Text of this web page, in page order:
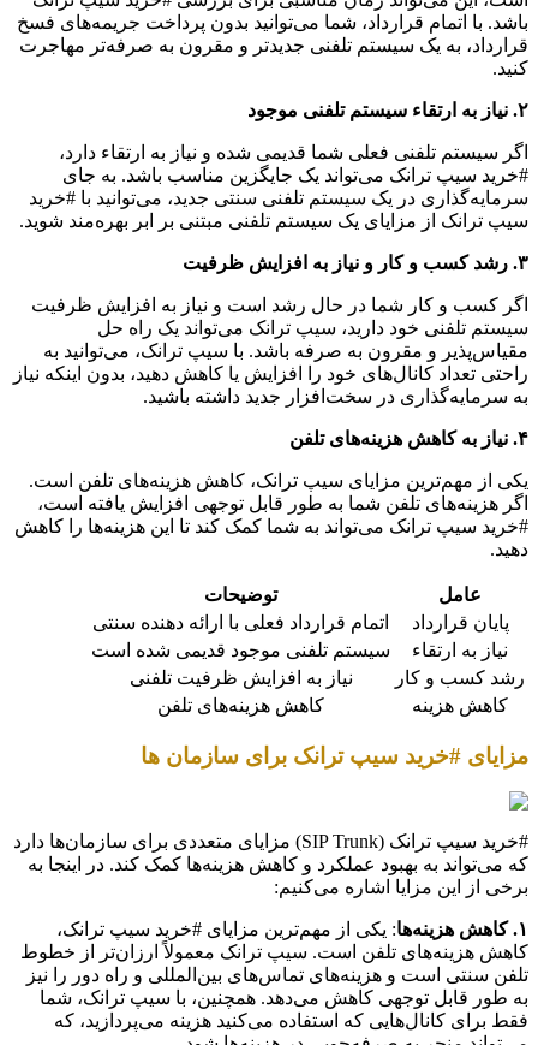
باشد. با اتمام قرارداد، شما می‌توانید بدون پرداخت جریمه‌های فسخ
قرارداد، به یک سیستم تلفنی جدیدتر و مقرون به صرفه‌تر مهاجرت
کنید.
۲. نیاز به ارتقاء سیستم تلفنی موجود
اگر سیستم تلفنی فعلی شما قدیمی شده و نیاز به ارتقاء دارد،
#خرید سیپ ترانک می‌تواند یک جایگزین مناسب باشد. به جای
سرمایه‌گذاری در یک سیستم تلفنی سنتی جدید، می‌توانید با #خرید
سیپ ترانک از مزایای یک سیستم تلفنی مبتنی بر ابر بهره‌مند شوید.
۳. رشد کسب و کار و نیاز به افزایش ظرفیت
اگر کسب و کار شما در حال رشد است و نیاز به افزایش ظرفیت
سیستم تلفنی خود دارید، سیپ ترانک می‌تواند یک راه حل
مقیاس‌پذیر و مقرون به صرفه باشد. با سیپ ترانک، می‌توانید به
راحتی تعداد کانال‌های خود را افزایش یا کاهش دهید، بدون اینکه نیاز
به سرمایه‌گذاری در سخت‌افزار جدید داشته باشید.
۴. نیاز به کاهش هزینه‌های تلفن
یکی از مهم‌ترین مزایای سیپ ترانک، کاهش هزینه‌های تلفن است.
اگر هزینه‌های تلفن شما به طور قابل توجهی افزایش یافته است،
#خرید سیپ ترانک می‌تواند به شما کمک کند تا این هزینه‌ها را کاهش
دهید.
عامل
توضیحات
پایان قرارداد
اتمام قرارداد فعلی با ارائه دهنده سنتی
نیاز به ارتقاء
سیستم تلفنی موجود قدیمی شده است
رشد کسب و کار
نیاز به افزایش ظرفیت تلفنی
کاهش هزینه
کاهش هزینه‌های تلفن
مزایای #خرید سیپ ترانک برای سازمان ها
#خرید سیپ ترانک (SIP Trunk) مزایای متعددی برای سازمان‌ها دارد
که می‌تواند به بهبود عملکرد و کاهش هزینه‌ها کمک کند. در اینجا به
برخی از این مزایا اشاره می‌کنیم:
۱. کاهش هزینه‌ها
: یکی از مهم‌ترین مزایای #خرید سیپ ترانک،
کاهش هزینه‌های تلفن است. سیپ ترانک معمولاً ارزان‌تر از خطوط
تلفن سنتی است و هزینه‌های تماس‌های بین‌المللی و راه دور را نیز
به طور قابل توجهی کاهش می‌دهد. همچنین، با سیپ ترانک، شما
فقط برای کانال‌هایی که استفاده می‌کنید هزینه می‌پردازید، که